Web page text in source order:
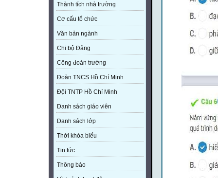
Thành tích nhà trường
Cơ cấu tổ chức
Văn bản ngành
Chi bộ Đảng
Công đoàn trường
Đoàn TNCS Hồ Chí Minh
Đội TNTP Hồ Chí Minh
Danh sách giáo viên
Danh sách lớp
Thời khóa biểu
Tin tức
Thông báo